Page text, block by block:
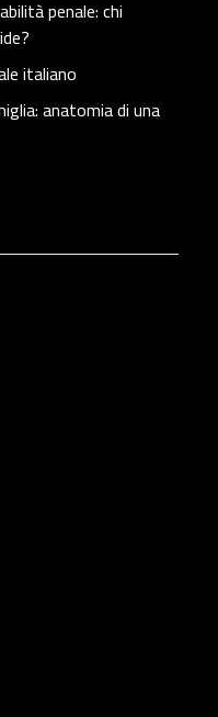
penale: chi
italiano
anatomia di una